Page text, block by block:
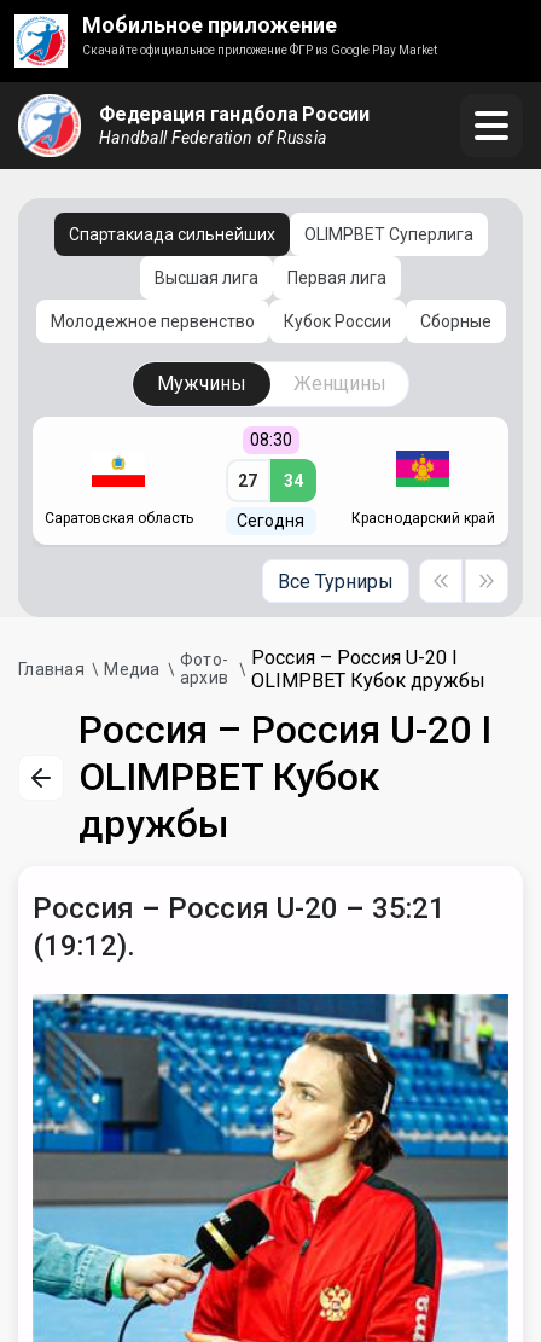
Мобильное приложение
Скачайте официальное приложение ФГР из Google Play Market
Федерация гандбола России
Handball Federation of Russia
Спартакиада сильнейших OLIMPBET Суперлига
Высшая лига Первая лига
Молодежное первенство Кубок России Сборные
Мужчины Женщины
Саратовская область
08:30
27 34
Сегодня Краснодарский край
Все Турниры
Главная Медиа
Фото-
архив
Россия – Россия U-20 I
OLIMPBET Кубок дружбы
Россия – Россия U-20 I
OLIMPBET Кубок
дружбы
Россия – Россия U-20 – 35:21
(19:12).